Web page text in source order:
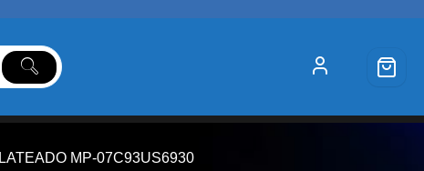
MP-07C93US6930